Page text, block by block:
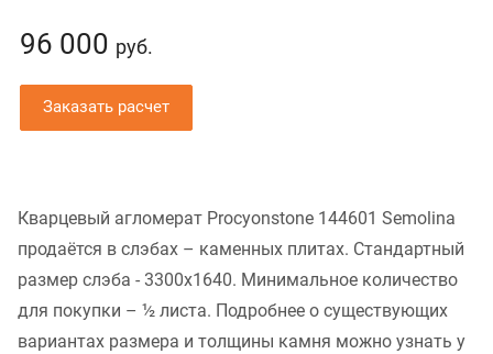
96 000 руб.
Заказать расчет
Кварцевый агломерат Procyonstone 144601 Semolina
продаётся в слэбах – каменных плитах. Стандартный
размер слэба - 3300x1640. Минимальное количество
для покупки – ½ листа. Подробнее о существующих
вариантах размера и толщины камня можно узнать у